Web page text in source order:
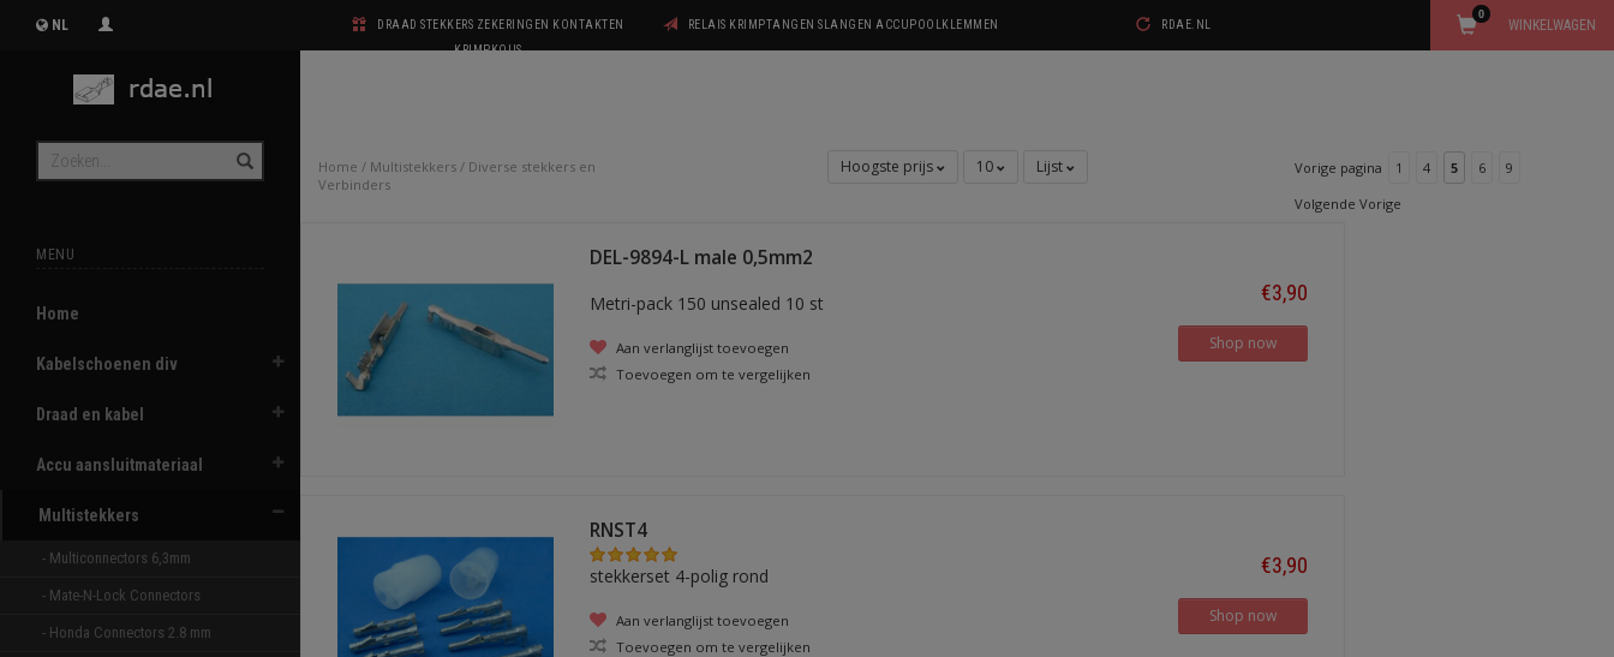
NL
DRAAD STEKKERS ZEKERINGEN KONTAKTEN
KRIMPKOUS
RELAIS KRIMPTANGEN SLANGEN ACCUPOOLKLEMMEN RDAE.NL WINKELWAGEN
0
MENU
Home
Kabelschoenen div
Draad en kabel
Accu aansluitmateriaal
Multistekkers
- Multiconnectors 6,3mm
- Mate-N-Lock Connectors
- Honda Connectors 2.8 mm
Home / Multistekkers / Diverse stekkers en
Verbinders
Hoogste prijs 10 Lijst Vorige pagina 1 4 5 6
9
Volgende Vorige
DEL-9894-L male 0,5mm2
Metri-pack 150 unsealed 10 st
Aan verlanglijst toevoegen
Toevoegen om te vergelijken
€3,90
Shop now
RNST4
stekkerset 4-polig rond
Aan verlanglijst toevoegen
Toevoegen om te vergelijken
€3,90
Shop now